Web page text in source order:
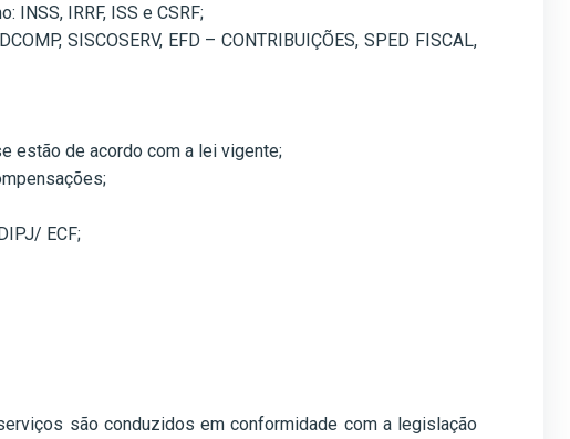
IRRF, ISS e CSRF;
SISCOSERV, EFD – CONTRIBUIÇÕES, SPED FISCAL,
estão de acordo com a lei vigente;
ECF;
são conduzidos em conformidade com a legislação